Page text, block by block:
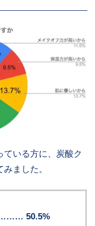
いる方に、炭酸ク
ました。
50.5%